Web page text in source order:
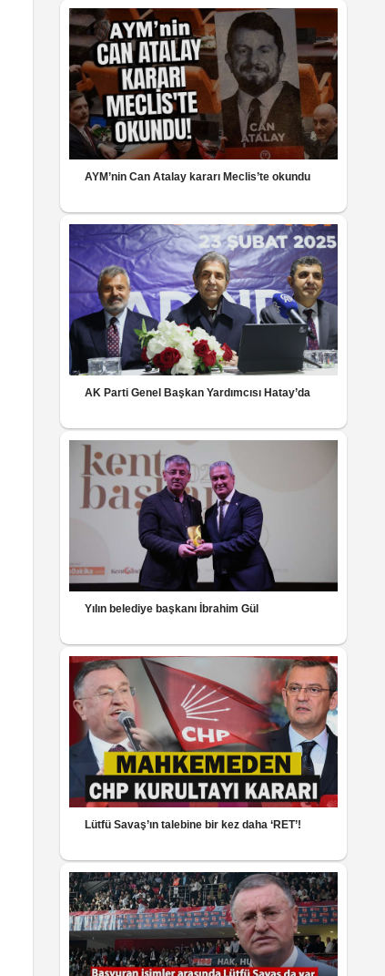
AYM’nin Can Atalay kararı Meclis’te okundu
AK Parti Genel Başkan Yardımcısı Hatay’da
Yılın belediye başkanı İbrahim Gül
Lütfü Savaş’ın talebine bir kez daha ‘RET’!